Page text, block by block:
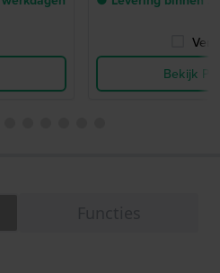
Bekijk